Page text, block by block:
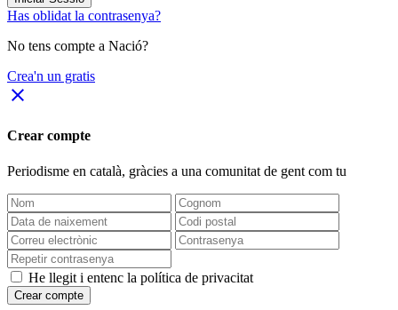
Has oblidat la contrasenya?
No tens compte a Nació?
Crea'n un gratis
close
Crear compte
Periodisme en català, gràcies a una comunitat de gent com tu
He llegit i entenc la política de privacitat
Crear compte